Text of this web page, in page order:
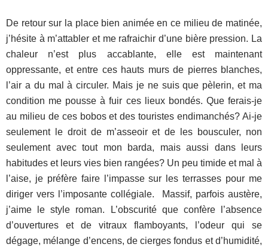
De retour sur la place bien animée en ce milieu de matinée,
j’hésite à m’attabler et me rafraichir d’une bière pression. La
chaleur n’est plus accablante, elle est maintenant
oppressante, et entre ces hauts murs de pierres blanches,
l’air a du mal à circuler. Mais je ne suis que pèlerin, et ma
condition me pousse à fuir ces lieux bondés. Que ferais-je
au milieu de ces bobos et des touristes endimanchés? Ai-je
seulement le droit de m’asseoir et de les bousculer, non
seulement avec tout mon barda, mais aussi dans leurs
habitudes et leurs vies bien rangées? Un peu timide et mal à
l’aise, je préfère faire l’impasse sur les terrasses pour me
diriger vers l’imposante collégiale. Massif, parfois austère,
j’aime le style roman. L’obscurité que confère l’absence
d’ouvertures et de vitraux flamboyants, l’odeur qui se
dégage, mélange d’encens, de cierges fondus et d’humidité,